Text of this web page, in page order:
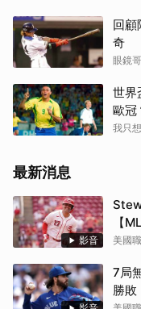
回顧
奇
眼鏡
世界
歐冠
我只
最新消息
影音
【
美國
7局
勝